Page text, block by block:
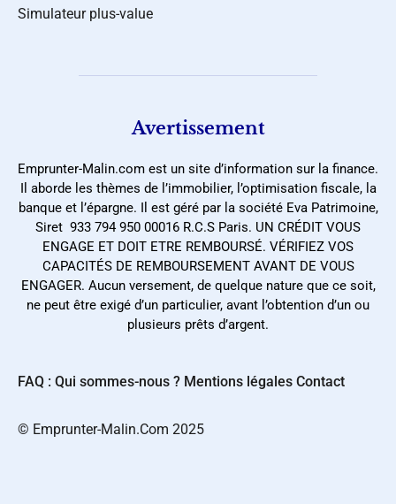
Simulateur plus-value
Avertissement
Emprunter-Malin.com est un site d’information sur la finance.
Il aborde les thèmes de l’immobilier, l’optimisation fiscale, la
banque et l’épargne. Il est géré par la société Eva Patrimoine,
Siret 933 794 950 00016 R.C.S Paris. UN CRÉDIT VOUS
ENGAGE ET DOIT ETRE REMBOURSÉ. VÉRIFIEZ VOS
CAPACITÉS DE REMBOURSEMENT AVANT DE VOUS
ENGAGER. Aucun versement, de quelque nature que ce soit,
ne peut être exigé d’un particulier, avant l’obtention d’un ou
plusieurs prêts d’argent.
©️ Emprunter-Malin.Com 2025
FAQ : Qui sommes-nous ? Mentions légales Contact